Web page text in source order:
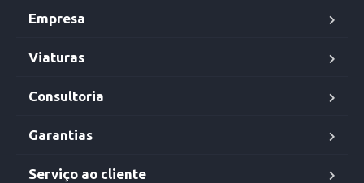
Empresa
Viaturas
Consultoria
Garantias
Serviço ao cliente